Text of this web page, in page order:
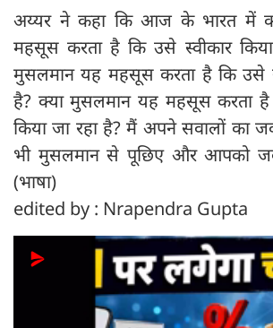
अय्यर ने कहा कि आज के भारत में
महसूस करता है कि उसे स्वीकार
मुसलमान यह महसूस करता है कि उसे
है? क्या मुसलमान यह महसूस करता है
किया जा रहा है? मैं अपने सवालों का
भी मुसलमान से पूछिए और आपको
(भाषा)
edited by : Nrapendra Gupta